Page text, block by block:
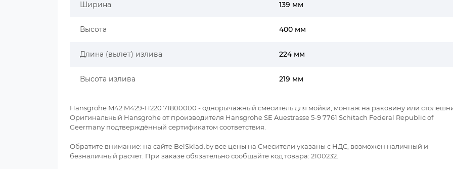
Ширина 139 мм
Высота 400 мм
Длина (вылет) излива 224 мм
Высота излива 219 мм
Hansgrohe M42 M429-H220 71800000 - однорычажный смеситель для мойки, монтаж на раковину или
Оригинальный Hansgrohe от производителя Hansgrohe SE Auestrasse 5-9 7761 Schitach Federal Republic of
Geermany подтверждённый сертификатом соответствия.
Обратите внимание: на сайте BelSklad.by все цены на Смесители указаны с НДС, возможен наличный и
безналичный расчет. При заказе обязательно сообщайте код товара: 2100232.